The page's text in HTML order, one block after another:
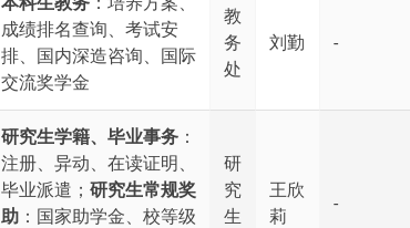
成绩排名查询、考试安
排、国内深造咨询、国际
交流奖学金
教
务
处
刘勤 -
研究生学籍、毕业事务 ：
注册、异动、在读证明、
毕业派遣； 研究生常规奖
助 ：国家助学金、校等级
研
究
生
王欣
莉
-